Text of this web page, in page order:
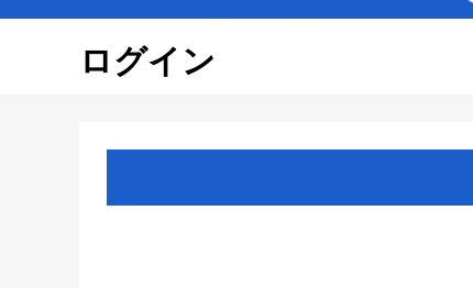
ログイン